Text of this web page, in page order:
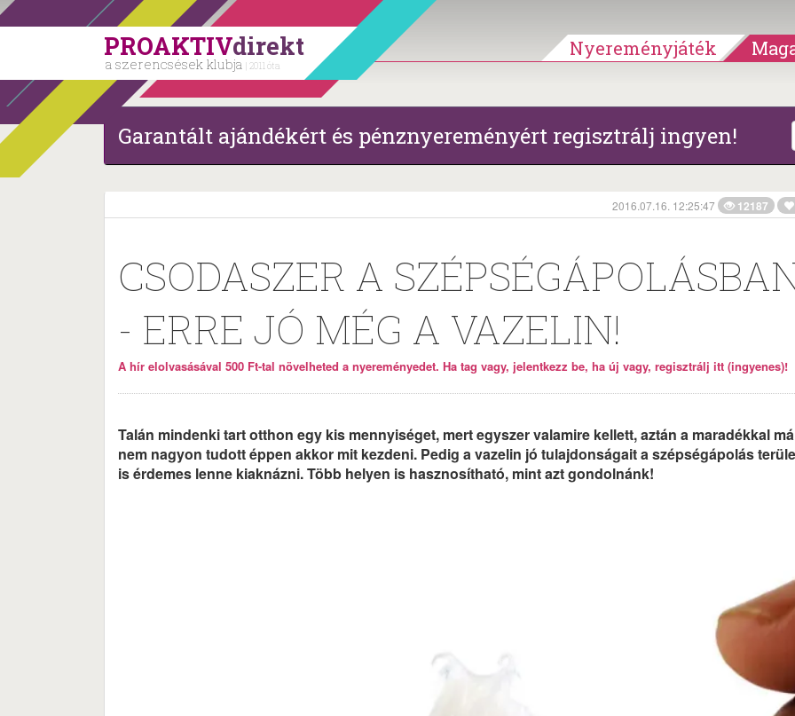
PROAKTIVdirekt
a szerencsések klubja | 2011 óta
Nyereményjáték
Garantált ajándékért és pénznyereményért regisztrálj ingyen!
2016.07.16. 12:25:47 12187
CSODASZER A
- ERRE JÓ MÉG A VAZELIN!
A hír elolvasásával 500 Ft-tal növelheted a nyereményedet. Ha tag vagy, jelentkezz be, ha új vagy, regisztrálj itt (ingyenes)!
Talán mindenki tart otthon egy kis mennyiséget, mert egyszer valamire kellett, aztán a maradékkal
nem nagyon tudott éppen akkor mit kezdeni. Pedig a vazelin jó tulajdonságait a szépségápolás
is érdemes lenne kiaknázni. Több helyen is hasznosítható, mint azt gondolnánk!